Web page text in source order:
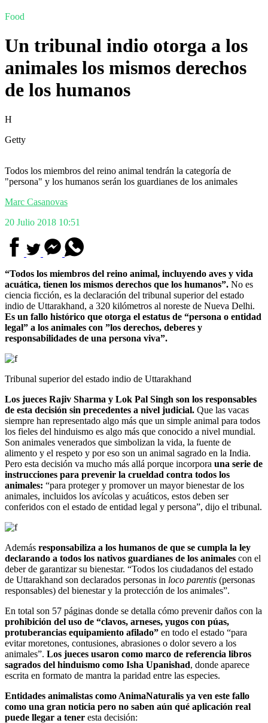
Food
Un tribunal indio otorga a los
animales los mismos derechos
de los humanos
H
Getty
Todos los miembros del reino animal tendrán la categoría de
"persona" y los humanos serán los guardianes de los animales
Marc Casanovas
20 Julio 2018 10:51
“Todos los miembros del reino animal, incluyendo aves y vida
acuática, tienen los mismos derechos que los humanos”. No es
ciencia ficción, es la declaración del tribunal superior del estado
indio de Uttarakhand, a 320 kilómetros al noreste de Nueva Delhi.
Es un fallo histórico que otorga el estatus de “persona o entidad
legal” a los animales con ”los derechos, deberes y
responsabilidades de una persona viva”.
Tribunal superior del estado indio de Uttarakhand
Los jueces Rajiv Sharma y Lok Pal Singh son los responsables
de esta decisión sin precedentes a nivel judicial. Que las vacas
siempre han representado algo más que un simple animal para todos
los fieles del hinduismo es algo más que conocido a nivel mundial.
Son animales venerados que simbolizan la vida, la fuente de
alimento y el respeto y por eso son un animal sagrado en la India.
Pero esta decisión va mucho más allá porque incorpora una serie de
instrucciones para prevenir la crueldad contra todos los
animales: “para proteger y promover un mayor bienestar de los
animales, incluidos los avícolas y acuáticos, estos deben ser
conferidos con el estado de entidad legal y persona”, dijo el tribunal.
Además responsabiliza a los humanos de que se cumpla la ley
declarando a todos los nativos guardianes de los animales con el
deber de garantizar su bienestar. “Todos los ciudadanos del estado
de Uttarakhand son declarados personas in loco parentis (personas
responsables) del bienestar y la protección de los animales”.
En total son 57 páginas donde se detalla cómo prevenir daños con la
prohibición del uso de “clavos, arneses, yugos con púas,
protuberancias equipamiento afilado” en todo el estado “para
evitar moretones, contusiones, abrasiones o dolor severo a los
animales”. Los jueces usaron como marco de referencia libros
sagrados del hinduismo como Isha Upanishad, donde aparece
escrita en formato de mantra la paridad entre las especies.
Entidades animalistas como AnimaNaturalis ya ven este fallo
como una gran noticia pero no saben aún qué aplicación real
puede llegar a tener esta decisión: